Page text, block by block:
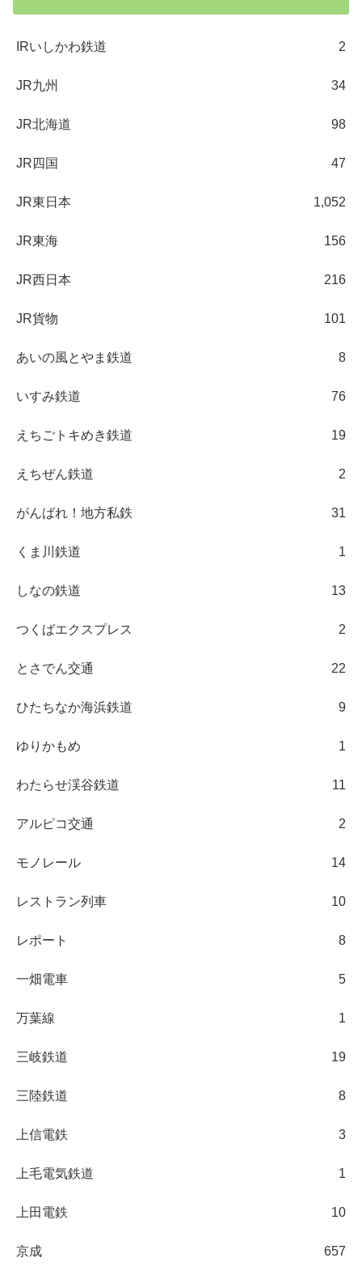
IRいしかわ鉄道 2
JR九州 34
JR北海道 98
JR四国 47
JR東日本 1,052
JR東海 156
JR西日本 216
JR貨物 101
あいの風とやま鉄道 8
いすみ鉄道 76
えちごトキめき鉄道 19
えちぜん鉄道 2
がんばれ！地方私鉄 31
くま川鉄道 1
しなの鉄道 13
つくばエクスプレス 2
とさでん交通 22
ひたちなか海浜鉄道 9
ゆりかもめ 1
わたらせ渓谷鉄道 11
アルピコ交通 2
モノレール 14
レストラン列車 10
レポート 8
一畑電車 5
万葉線 1
三岐鉄道 19
三陸鉄道 8
上信電鉄 3
上毛電気鉄道 1
上田電鉄 10
京成 657